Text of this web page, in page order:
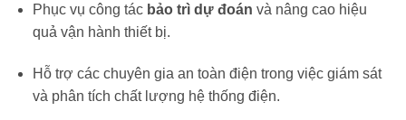
Phục vụ công tác bảo trì dự đoán và nâng cao hiệu
quả vận hành thiết bị.
Hỗ trợ các chuyên gia an toàn điện trong việc giám sát
và phân tích chất lượng hệ thống điện.